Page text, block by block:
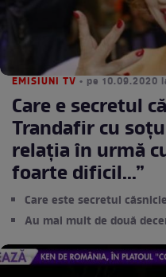
EMISIUNI TV • pe 10.09.2020
Care e secretul
Trandafir cu
relația în urmă
foarte dificil...”
Care este secretul
Au mai mult de două